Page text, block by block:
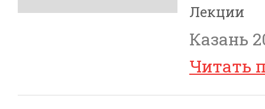
Лекции
Казань
Читать